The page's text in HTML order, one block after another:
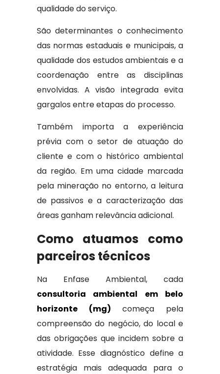
qualidade do serviço.
São determinantes o conhecimento
das normas estaduais e municipais, a
qualidade dos estudos ambientais e a
coordenação entre as disciplinas
envolvidas. A visão integrada evita
gargalos entre etapas do processo.
Também importa a experiência
prévia com o setor de atuação do
cliente e com o histórico ambiental
da região. Em uma cidade marcada
pela mineração no entorno, a leitura
de passivos e a caracterização das
áreas ganham relevância adicional.
Como atuamos como
parceiros técnicos
Na Enfase Ambiental, cada
consultoria ambiental em belo
horizonte (mg) começa pela
compreensão do negócio, do local e
das obrigações que incidem sobre a
atividade. Esse diagnóstico define a
estratégia mais adequada para o